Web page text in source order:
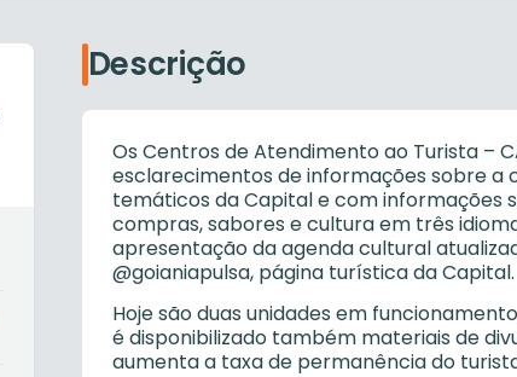
Descrição
Os Centros de Atendimento ao Turista –
esclarecimentos de informações sobre a
temáticos da Capital e com informações
compras, sabores e cultura em três
apresentação da agenda cultural
@goianiapulsa, página turística da Capital.
Hoje são duas unidades em
é disponibilizado também materiais de
aumenta a taxa de permanência do